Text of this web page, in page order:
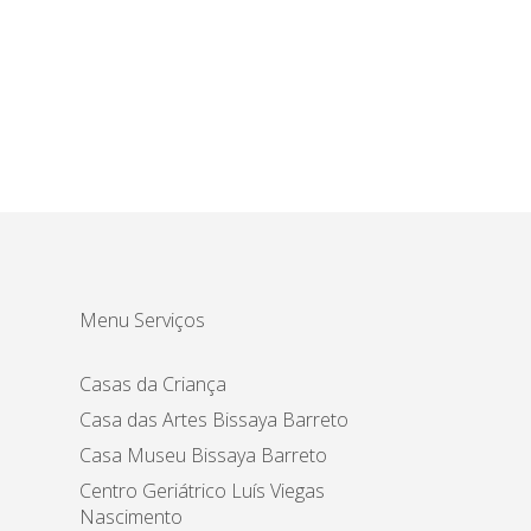
Menu Serviços
Casas da Criança
Casa das Artes Bissaya Barreto
Casa Museu Bissaya Barreto
Centro Geriátrico Luís Viegas
Nascimento